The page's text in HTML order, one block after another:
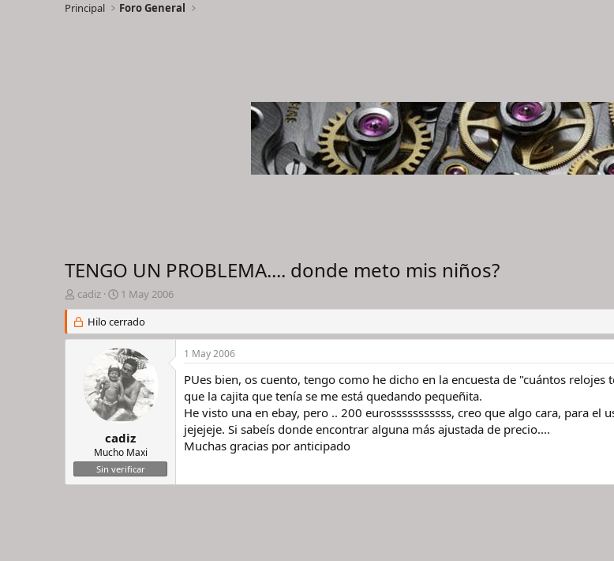
Principal Foro General
TENGO UN PROBLEMA.... donde meto mis niños?
I
n
i
c
h
i
cadiz
F
e
c
h
a
d
e
i
n
i
c
i
o
1 May 2006
Hilo cerrado
cadiz
Mucho Maxi
Sin verificar
1 May 2006
PUes bien, os cuento, tengo como he dicho en la encuesta de "cuántos
que la cajita que tenía se me está quedando pequeñita.
He visto una en ebay, pero .. 200 eurosssssssssss, creo que algo cara, para
jejejeje. Si sabeís donde encontrar alguna más ajustada de precio....
Muchas gracias por anticipado